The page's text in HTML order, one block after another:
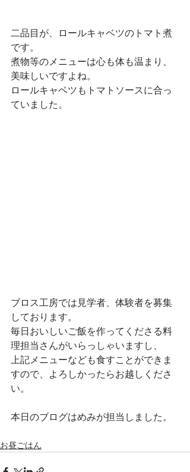
二品目が、ロールキャベツのトマト煮
です。
煮物等のメニューは心も体も温まり、
美味しいですよね。
ロールキャベツもトマトソースに合っ
ていました。
ブロス工房では見学者、体験者を募集
しております。
毎日おいしいご飯を作ってくださる料
理担当さんがいらっしゃいますし、
上記メニューなども食すことができま
すので、よろしかったらお越しくださ
い。
本日のブログはめみが担当しました。
お昼ごはん